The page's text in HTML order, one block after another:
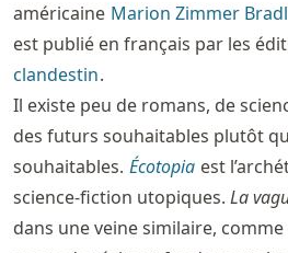
américaine Marion Zimmer
est publié en français par les
clandestin.
Il existe peu de romans, de
des futurs souhaitables plutôt
souhaitables. Écotopia est
science-fiction utopiques. La
dans une veine similaire,